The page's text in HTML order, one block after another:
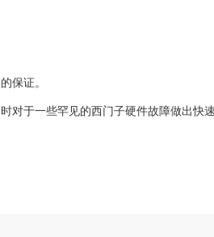
保证。
对于一些罕见的西门子硬件故障做出快